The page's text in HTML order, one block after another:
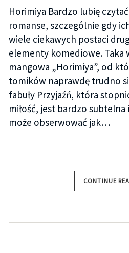
Horimiya Bardzo lubię
romanse, szczególnie gdy
wiele ciekawych postaci
elementy komediowe. Taka
mangowa „Horimiya”, od
tomików naprawdę trudno
fabuły Przyjaźń, która
miłość, jest bardzo
może obserwować jak…
CONTINUE